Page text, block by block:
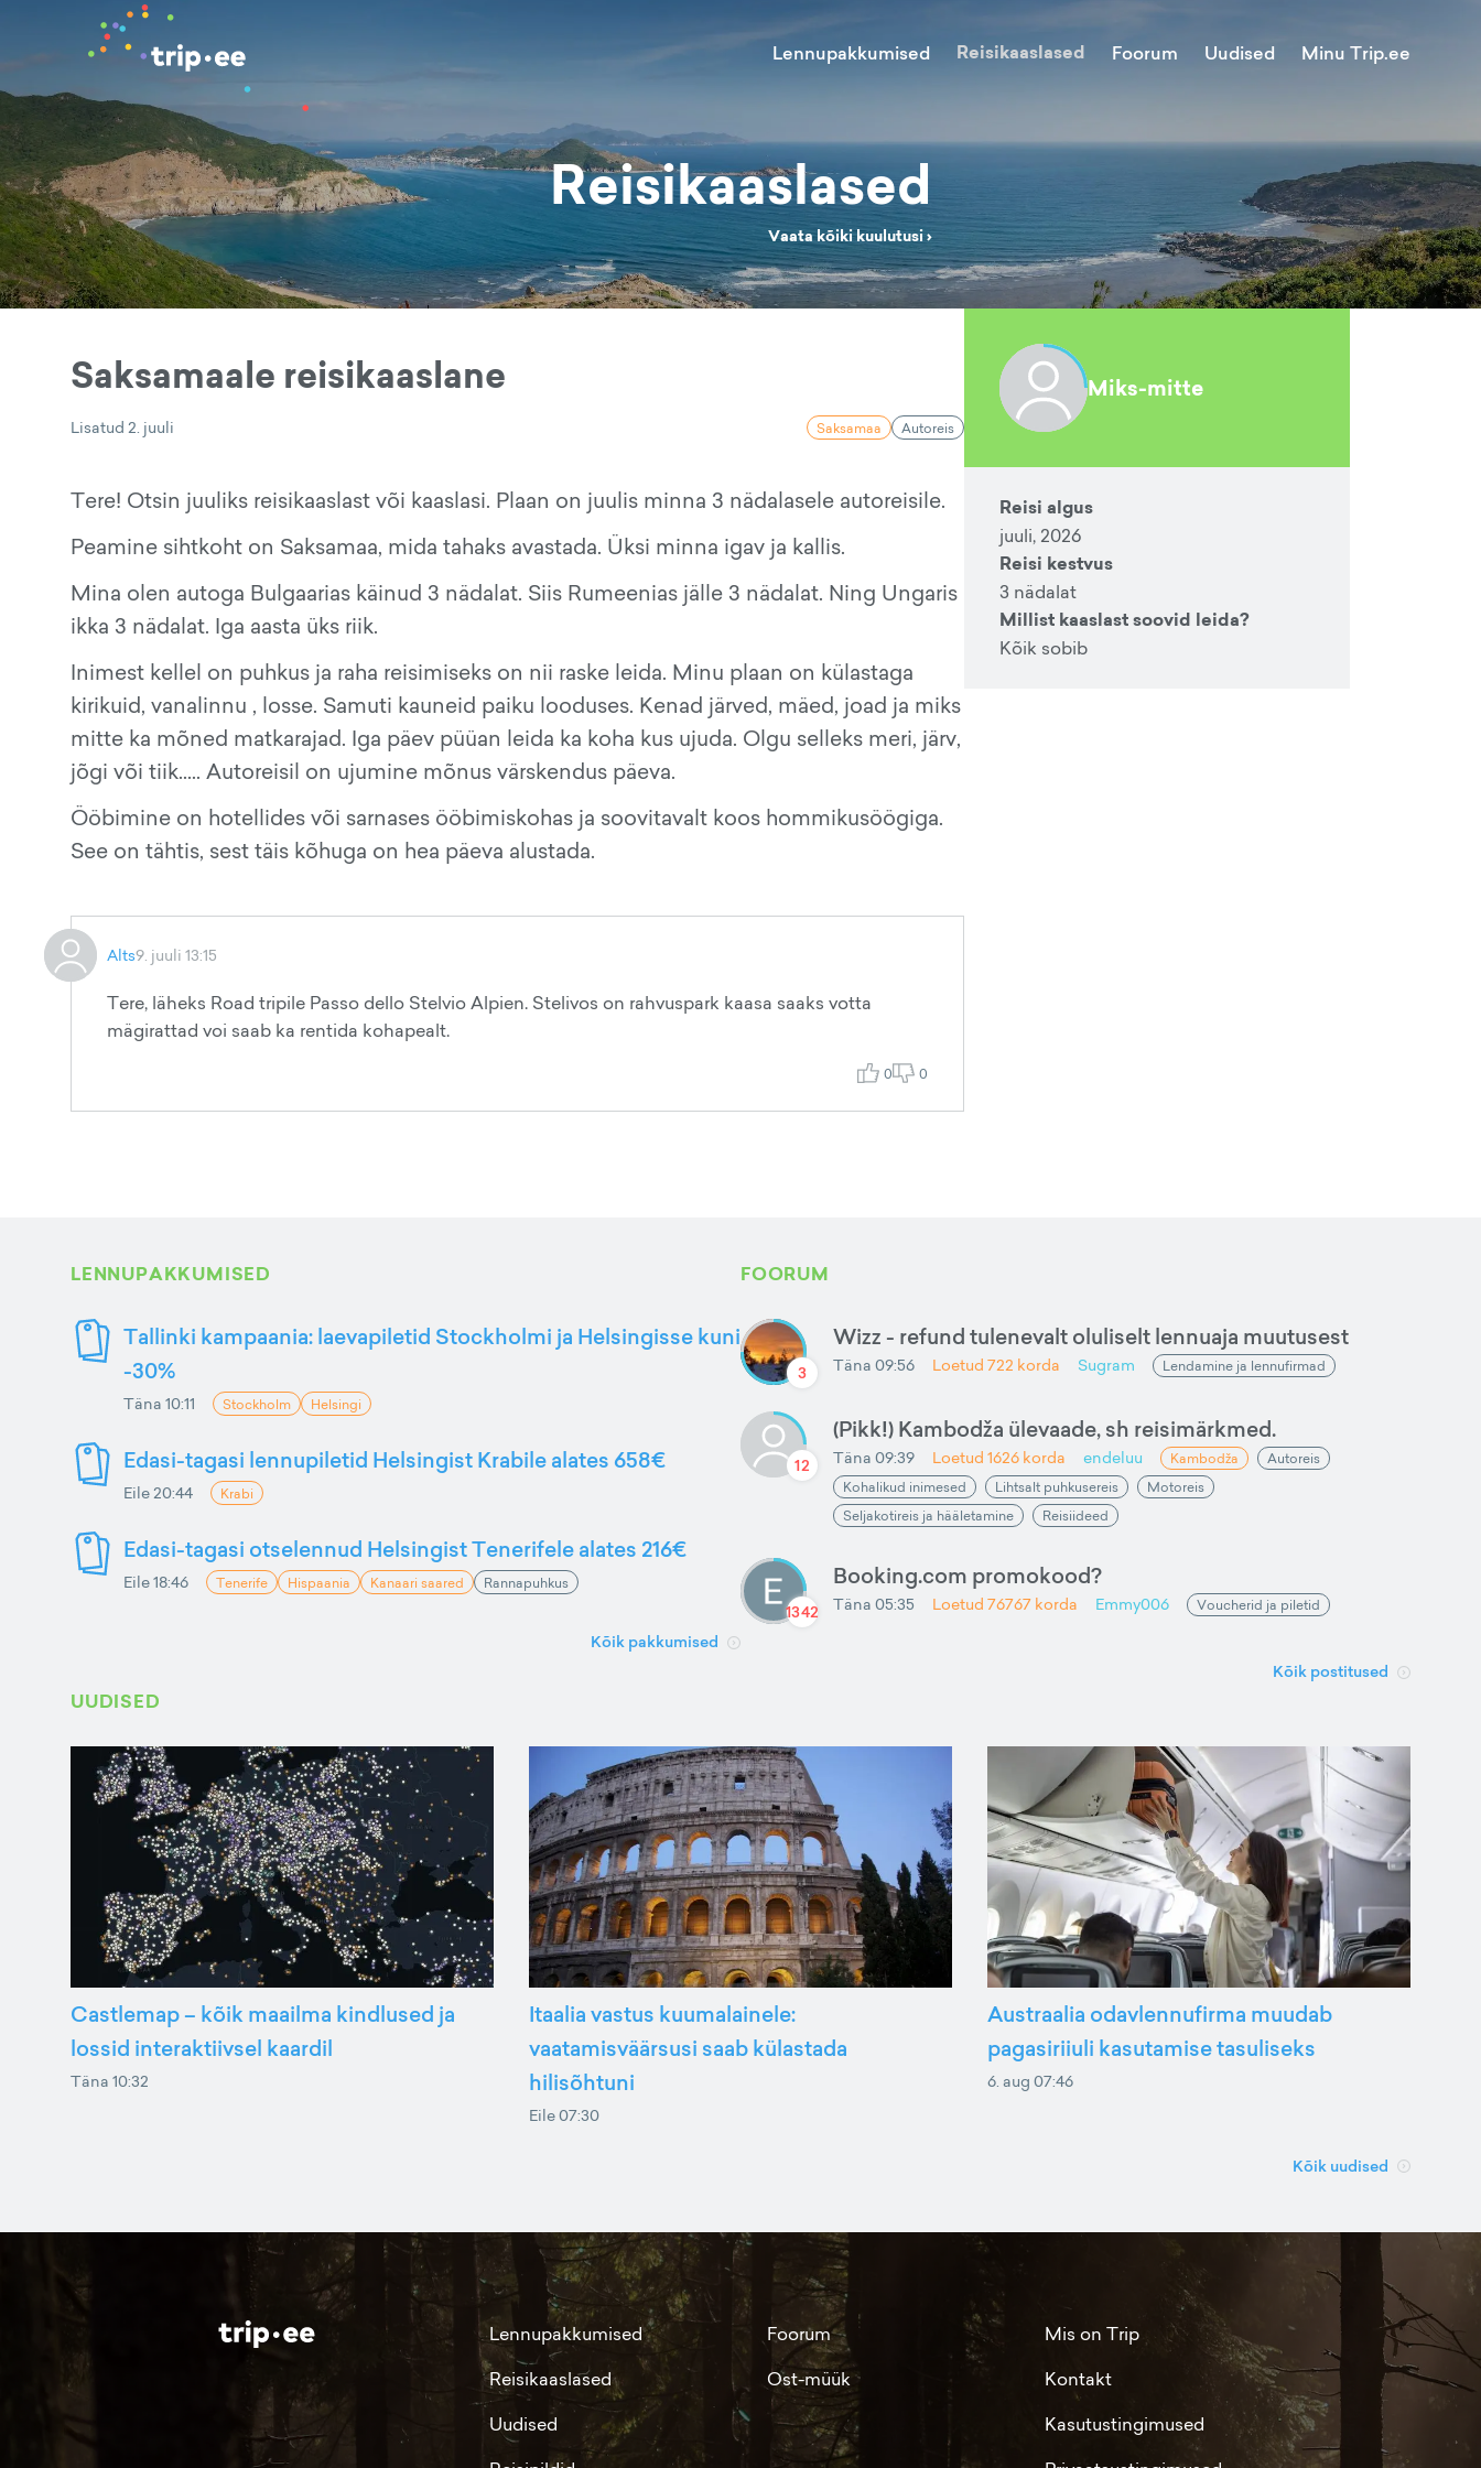
Lennupakkumised Reisikaaslased Foorum Uudised Minu Trip.ee
Reisikaaslased
Vaata kõiki kuulutusi ›
Saksamaale reisikaaslane
Lisatud 2. juuli Saksamaa Autoreis
Tere! Otsin juuliks reisikaaslast või kaaslasi. Plaan on juulis minna 3 nädalasele autoreisile.
Peamine sihtkoht on Saksamaa, mida tahaks avastada. Üksi minna igav ja kallis.
Mina olen autoga Bulgaarias käinud 3 nädalat. Siis Rumeenias jälle 3 nädalat. Ning Ungaris
ikka 3 nädalat. Iga aasta üks riik.
Inimest kellel on puhkus ja raha reisimiseks on nii raske leida. Minu plaan on külastaga
kirikuid, vanalinnu , losse. Samuti kauneid paiku looduses. Kenad järved, mäed, joad ja miks
mitte ka mõned matkarajad. Iga päev püüan leida ka koha kus ujuda. Olgu selleks meri, järv,
jõgi või tiik..... Autoreisil on ujumine mõnus värskendus päeva.
Ööbimine on hotellides või sarnases ööbimiskohas ja soovitavalt koos hommikusöögiga.
See on tähtis, sest täis kõhuga on hea päeva alustada.
Alts9. juuli 13:15
Tere, läheks Road tripile Passo dello Stelvio Alpien. Stelivos on rahvuspark kaasa saaks votta
mägirattad voi saab ka rentida kohapealt.
0 0
Miks-mitte
Reisi algus
juuli, 2026
Reisi kestvus
3 nädalat
Millist kaaslast soovid leida?
Kõik sobib
LENNUPAKKUMISED
Tallinki kampaania: laevapiletid Stockholmi ja Helsingisse kuni
-30%
Täna 10:11 Stockholm Helsingi
Edasi-tagasi lennupiletid Helsingist Krabile alates 658€
Eile 20:44 Krabi
Edasi-tagasi otselennud Helsingist Tenerifele alates 216€
Eile 18:46 Tenerife Hispaania Kanaari saared Rannapuhkus
Kõik pakkumised
FOORUM
3
Wizz - refund tulenevalt oluliselt lennuaja muutusest
Täna 09:56 Loetud 722 korda Sugram Lendamine ja lennufirmad
12
(Pikk!) Kambodža ülevaade, sh reisimärkmed.
Täna 09:39 Loetud 1626 korda endeluu Kambodža
Autoreis
Kohalikud inimesed
Lihtsalt puhkusereis
Motoreis
Seljakotireis ja hääletamine
Reisiideed
1342
Booking.com promokood?
Täna 05:35 Loetud 76767 korda Emmy006 Voucherid ja piletid
Kõik postitused
UUDISED
Castlemap – kõik maailma kindlused ja
lossid interaktiivsel kaardil
Täna 10:32
Itaalia vastus kuumalainele:
vaatamisväärsusi saab külastada
hilisõhtuni
Eile 07:30
Austraalia odavlennufirma muudab
pagasiriiuli kasutamise tasuliseks
6. aug 07:46
Kõik uudised
Lennupakkumised
Reisikaaslased
Uudised
Foorum
Ost-müük
Mis on Trip
Kontakt
Kasutustingimused